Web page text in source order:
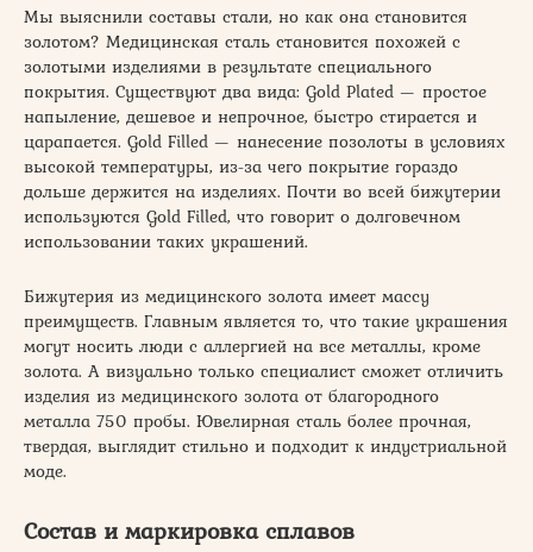
Мы выяснили составы стали, но как она становится
золотом? Медицинская сталь становится похожей с
золотыми изделиями в результате специального
покрытия. Существуют два вида: Gold Plated — простое
напыление, дешевое и непрочное, быстро стирается и
царапается. Gold Filled — нанесение позолоты в условиях
высокой температуры, из-за чего покрытие гораздо
дольше держится на изделиях. Почти во всей бижутерии
используются Gold Filled, что говорит о долговечном
использовании таких украшений.
Бижутерия из медицинского золота имеет массу
преимуществ. Главным является то, что такие украшения
могут носить люди с аллергией на все металлы, кроме
золота. А визуально только специалист сможет отличить
изделия из медицинского золота от благородного
металла 750 пробы. Ювелирная сталь более прочная,
твердая, выглядит стильно и подходит к индустриальной
моде.
Состав и маркировка сплавов